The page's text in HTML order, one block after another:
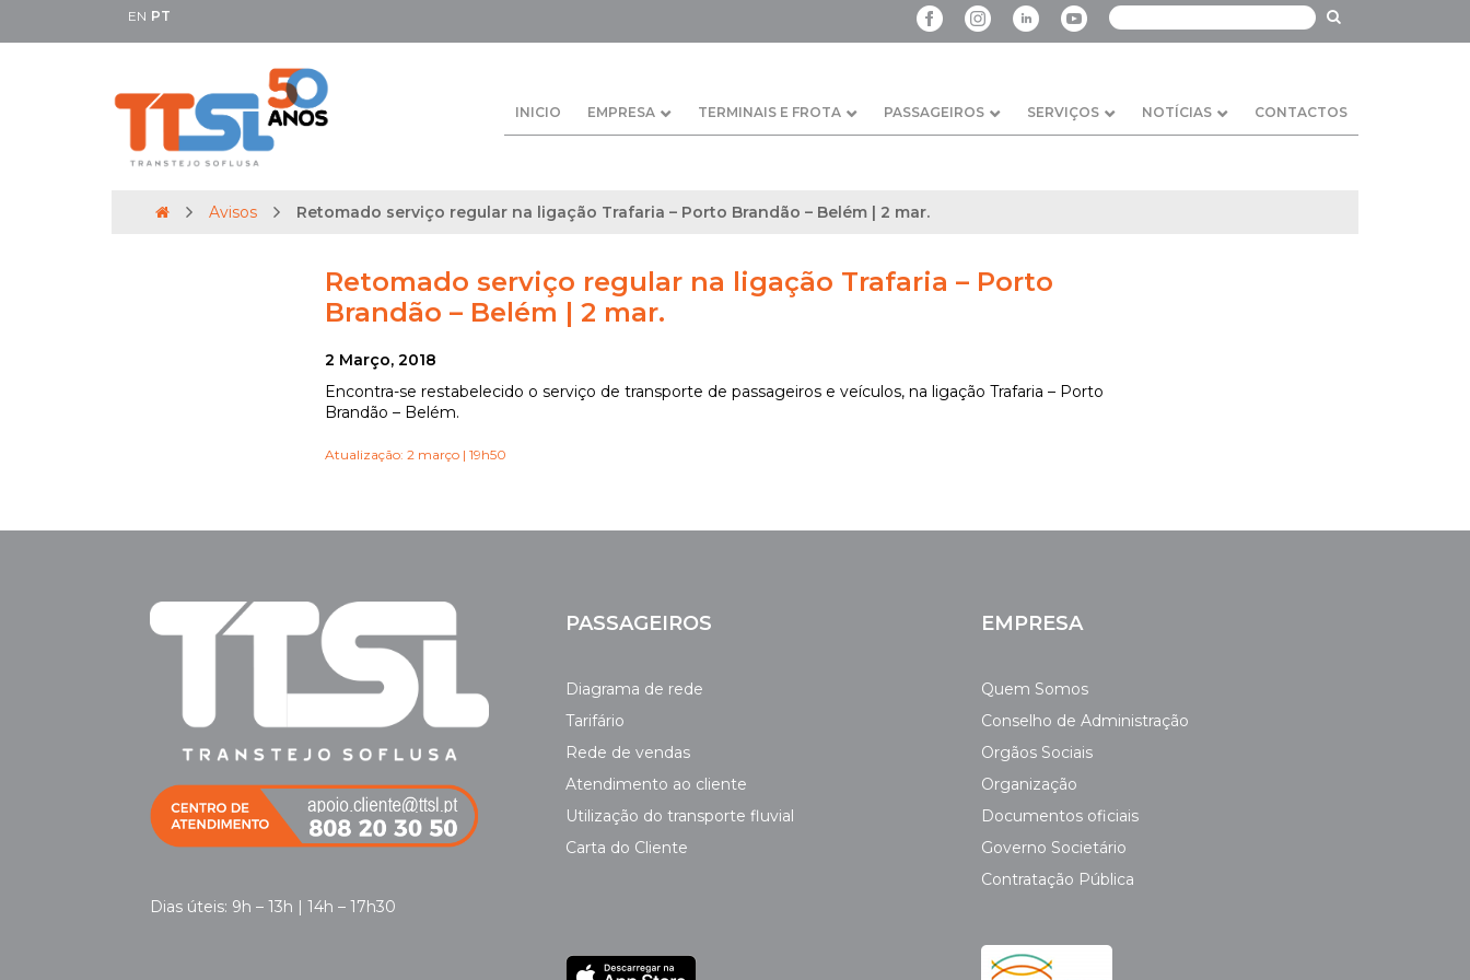
EN PT
INICIO EMPRESA TERMINAIS E FROTA PASSAGEIROS SERVIÇOS NOTÍCIAS CONTACTOS
Avisos Retomado serviço regular na ligação Trafaria – Porto Brandão – Belém | 2 mar.
Retomado serviço regular na ligação Trafaria – Porto
Brandão – Belém | 2 mar.
2 Março, 2018
Encontra-se restabelecido o serviço de transporte de passageiros e veículos, na ligação Trafaria – Porto
Brandão – Belém.
Atualização: 2 março | 19h50
Dias úteis: 9h – 13h | 14h – 17h30
PASSAGEIROS
Diagrama de rede
Tarifário
Rede de vendas
Atendimento ao cliente
Utilização do transporte fluvial
Carta do Cliente
EMPRESA
Quem Somos
Conselho de Administração
Orgãos Sociais
Organização
Documentos oficiais
Governo Societário
Contratação Pública